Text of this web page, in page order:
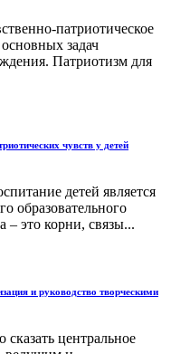
патриотическое
задач
Патриотизм для
чувств у детей
детей является
образовательного
– это корни, связы...
и руководство творческими
центральное